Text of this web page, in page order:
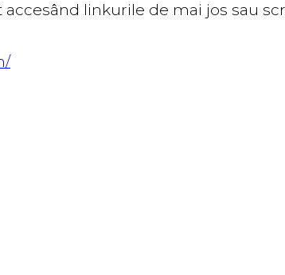
linkurile de mai jos sau